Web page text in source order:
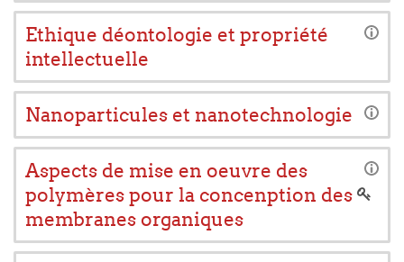
Ethique déontologie et propriété
intellectuelle
Nanoparticules et nanotechnologie
Aspects de mise en oeuvre des
polymères pour la concenption des
membranes organiques